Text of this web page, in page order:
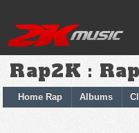
Rap2K :
Home Rap Albums